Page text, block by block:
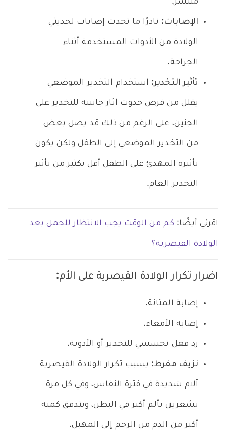
مبتسر.
الإصابات: نادرًا ما تحدث إصابات لحديثي
الولادة من الأدوات المستخدمة أثناء
الجراحة.
تأثير التخدير: استخدام التخدير الموضعي
يقلل من فرص حدوث آثار جانبية للتخدير على
الجنين، على الرغم من ذلك قد يصل بعض
من التخدير الموضعي إلى الطفل ولكن يكون
تأثيره المهدئ على الطفل أقل بكثير من تأثير
التخدير العام.
اقرئي أيضًا: كم من الوقت يجب الانتظار للحمل بعد
الولادة القيصرية؟
اضرار تكرار الولادة القيصرية على الأم:
إصابة المثانة.
إصابة الأمعاء.
رد فعل تحسسي للتخدير أو الأدوية.
نزيف مفرط: يسبب تكرار الولادة القيصرية
آلام شديدة في فترة النفاس، وفي كل مرة
تشعرين بألم أكبر في البطن، وبتدفق كمية
أكبر من الدم من الرحم إلى المهبل.